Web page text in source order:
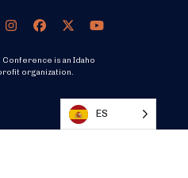
Conference is an Idaho
organization.
ES